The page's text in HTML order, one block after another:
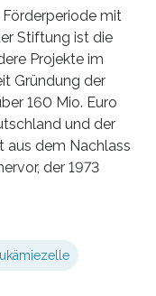
mit
Stiftung ist die
Projekte im
Gründung der
160 Mio. Euro
und der
aus dem Nachlass
der 1973